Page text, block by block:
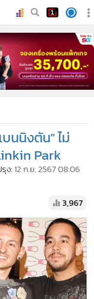
นนิงตัน" ไม่
Park
ง: 12 ก.ย. 2567 08:06
3,967